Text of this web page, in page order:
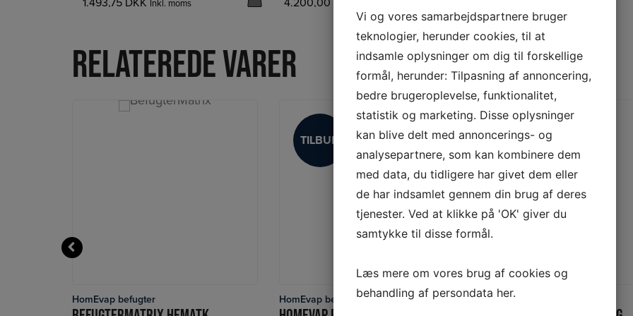
Inkl. moms
Relaterede varer
LÆS MERE
HomEvap befugter
TILBUD
TILBUD
LÆS MERE
HomEvap befugter HomEvap befugter
Vi og vores samarbejdspartnere bruger
teknologier, herunder cookies, til at
indsamle oplysninger om dig til forskellige
formål, herunder: Tilpasning af annoncering,
bedre brugeroplevelse, funktionalitet,
statistik og marketing. Disse oplysninger
kan blive delt med annoncerings- og
analysepartnere, som kan kombinere dem
med data, du tidligere har givet dem eller
de har indsamlet gennem din brug af deres
tjenester. Ved at klikke på 'OK' giver du
samtykke til disse formål.
Læs mere om vores brug af cookies og
behandling af persondata her.